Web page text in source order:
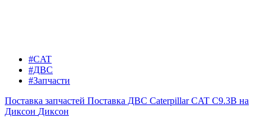
#CAT
#ДВС
#Запчасти
Поставка запчастей Поставка ДВС Caterpillar CAT C9.3B на
Диксон Диксон